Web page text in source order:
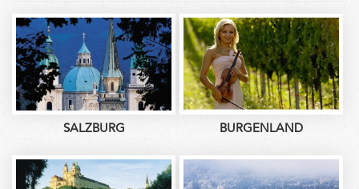
SALZBURG BURGENLAND